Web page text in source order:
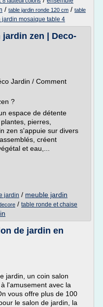
/ table jardin ronde 120 cm / table
jardin mosaique table 4
zen | Deco-
Jardin / Comment
?
espace de détente
pierres,
zen s'appuie sur divers
créent
et eau,...
jardin / meuble jardin
/ table ronde et chaise
de jardin en
jardin, un coin salon
l'amusement avec la
vous offre plus de 100
le salon de jardin, la